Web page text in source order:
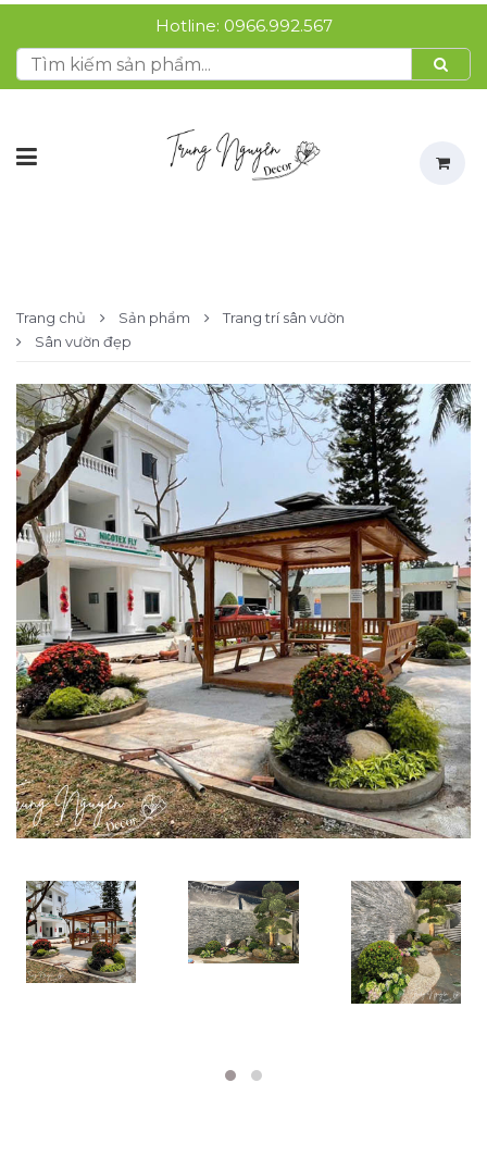
Hotline: 0966.992.567
Trang chủ Sản phẩm
Trang trí sân vườn
Sân vườn đẹp